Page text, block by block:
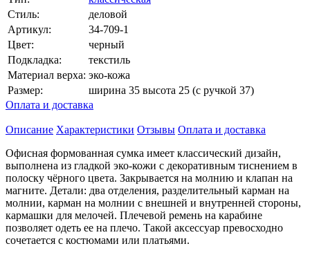
Стиль:
деловой
Артикул:
34-709-1
Цвет:
черный
Подкладка:
текстиль
Материал верха: эко-кожа
Размер:
ширина 35 высота 25 (с ручкой 37)
Оплата и доставка
Описание Характеристики Отзывы Оплата и доставка
Офисная формованная сумка имеет классический дизайн,
выполнена из гладкой эко-кожи с декоративным тиснением в
полоску чёрного цвета. Закрывается на молнию и клапан на
магните. Детали: два отделения, разделительный карман на
молнии, карман на молнии с внешней и внутренней стороны,
кармашки для мелочей. Плечевой ремень на карабине
позволяет одеть ее на плечо. Такой аксессуар превосходно
сочетается с костюмами или платьями.